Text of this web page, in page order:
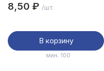
8,50 ₽ /шт.
В корзину
мин. 100